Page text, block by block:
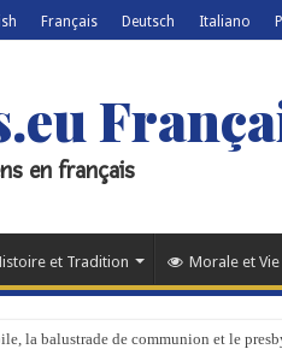
Français Deutsch Italiano
en français
et Tradition Morale et
la balustrade de communion et le